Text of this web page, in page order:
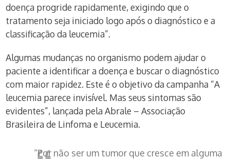
doença progride rapidamente, exigindo que o
tratamento seja iniciado logo após o diagnóstico e a
classificação da leucemia”.
Algumas mudanças no organismo podem ajudar o
paciente a identificar a doença e buscar o diagnóstico
com maior rapidez. Este é o objetivo da campanha “A
leucemia parece invisível. Mas seus sintomas são
evidentes”, lançada pela Abrale – Associação
Brasileira de Linfoma e Leucemia.
“Por não ser um tumor que cresce em alguma